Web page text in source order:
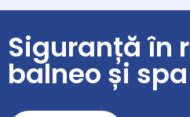
Siguranță în
balneo și spa